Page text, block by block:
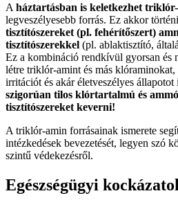
A háztartásban is keletkezhet
legveszélyesebb forrás. Ez akkor
tisztítószereket (pl. fehérítőszert)
tisztítószerekkel (pl. ablaktisztító,
Ez a kombináció rendkívül gyorsan és
létre triklór-amint és más
irritációt és akár életveszélyes állapotot
szigorúan tilos klórtartalmú és
tisztítószereket keverni!
A triklór-amin forrásainak ismerete
intézkedések bevezetését, legyen szó
szintű védekezésről.
Egészségügyi